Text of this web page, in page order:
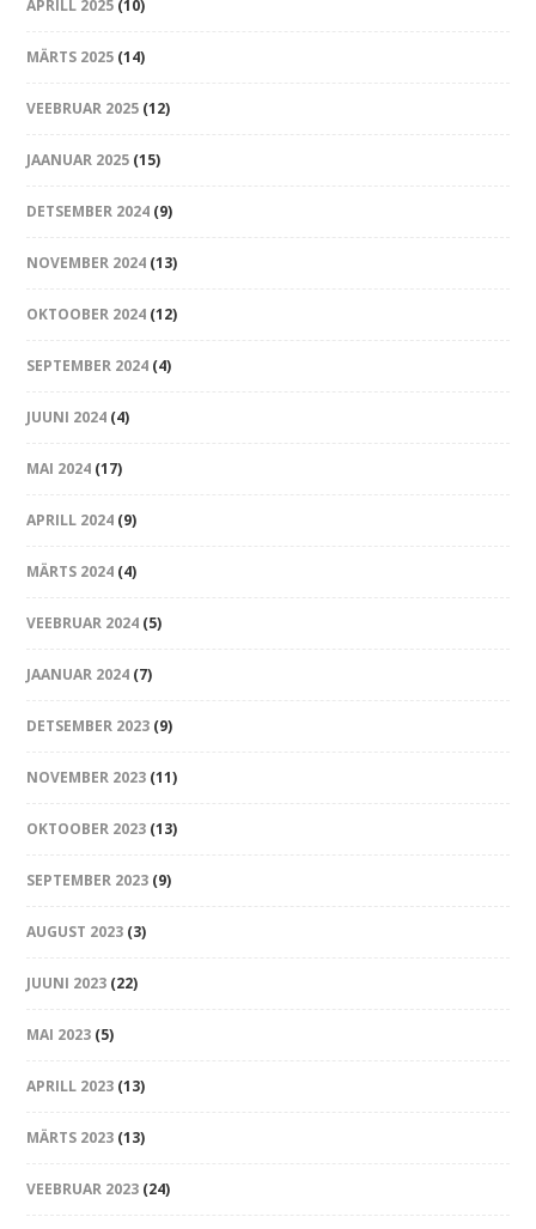
APRILL 2025 (10)
MÄRTS 2025 (14)
VEEBRUAR 2025 (12)
JAANUAR 2025 (15)
DETSEMBER 2024 (9)
NOVEMBER 2024 (13)
OKTOOBER 2024 (12)
SEPTEMBER 2024 (4)
JUUNI 2024 (4)
MAI 2024 (17)
APRILL 2024 (9)
MÄRTS 2024 (4)
VEEBRUAR 2024 (5)
JAANUAR 2024 (7)
DETSEMBER 2023 (9)
NOVEMBER 2023 (11)
OKTOOBER 2023 (13)
SEPTEMBER 2023 (9)
AUGUST 2023 (3)
JUUNI 2023 (22)
MAI 2023 (5)
APRILL 2023 (13)
MÄRTS 2023 (13)
VEEBRUAR 2023 (24)